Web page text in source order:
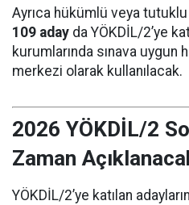
Ayrıca hükümlü veya
109 aday da YÖKDİL/2’ye
kurumlarında sınava uygun
merkezi olarak kullanılacak.
2026 YÖKDİL/2
Zaman
YÖKDİL/2’ye katılan